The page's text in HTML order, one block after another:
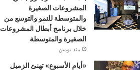
المشروعات الصغيرة
والمتوسطة للنمو والتوسع من
خلال برنامج أبطال المشروعات
الصغيرة والمتوسطة
منذ يومين
«أيام الأسبوع» تهنئ الزميل